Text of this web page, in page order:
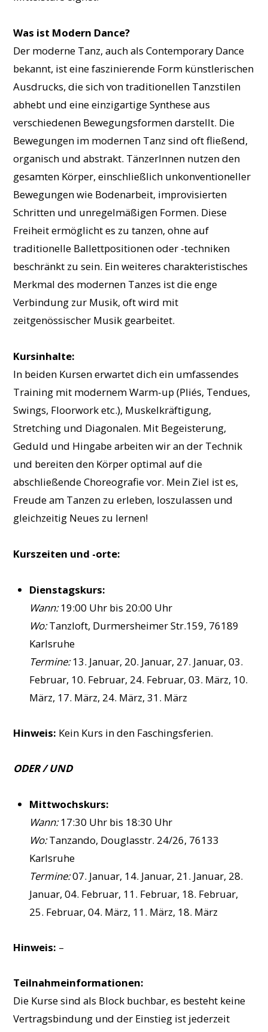
Was ist Modern Dance?
Der moderne Tanz, auch als Contemporary Dance
bekannt, ist eine faszinierende Form künstlerischen
Ausdrucks, die sich von traditionellen Tanzstilen
abhebt und eine einzigartige Synthese aus
verschiedenen Bewegungsformen darstellt. Die
Bewegungen im modernen Tanz sind oft fließend,
organisch und abstrakt. TänzerInnen nutzen den
gesamten Körper, einschließlich unkonventioneller
Bewegungen wie Bodenarbeit, improvisierten
Schritten und unregelmäßigen Formen. Diese
Freiheit ermöglicht es zu tanzen, ohne auf
traditionelle Ballettpositionen oder -techniken
beschränkt zu sein. Ein weiteres charakteristisches
Merkmal des modernen Tanzes ist die enge
Verbindung zur Musik, oft wird mit
zeitgenössischer Musik gearbeitet.
Kursinhalte:
In beiden Kursen erwartet dich ein umfassendes
Training mit modernem Warm-up (Pliés, Tendues,
Swings, Floorwork etc.), Muskelkräftigung,
Stretching und Diagonalen. Mit Begeisterung,
Geduld und Hingabe arbeiten wir an der Technik
und bereiten den Körper optimal auf die
abschließende Choreografie vor. Mein Ziel ist es,
Freude am Tanzen zu erleben, loszulassen und
gleichzeitig Neues zu lernen!
Kurszeiten und -orte:
Dienstagskurs:
Wann:19:00 Uhr bis 20:00 Uhr
Wo:Tanzloft, Durmersheimer Str.159, 76189
Karlsruhe
Termine:13. Januar, 20. Januar, 27. Januar, 03.
Februar, 10. Februar, 24. Februar, 03. März, 10.
März, 17. März, 24. März, 31. März
Hinweis: Kein Kurs in den Faschingsferien.
ODER / UND
Mittwochskurs:
Wann:17:30 Uhr bis 18:30 Uhr
Wo:Tanzando, Douglasstr. 24/26, 76133
Karlsruhe
Termine:07. Januar, 14. Januar, 21. Januar, 28.
Januar, 04. Februar, 11. Februar, 18. Februar,
25. Februar, 04. März, 11. März, 18. März
Hinweis: –
Teilnahmeinformationen:
Die Kurse sind als Block buchbar, es besteht keine
Vertragsbindung und der Einstieg ist jederzeit